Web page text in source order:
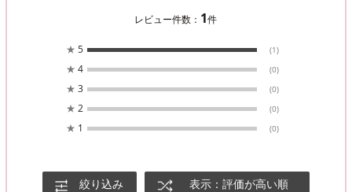
レビュー件数： 1件
★ 5 (1)
★ 4 (0)
★ 3 (0)
★ 2 (0)
★ 1 (0)
絞り込み 表示：評価が高い順